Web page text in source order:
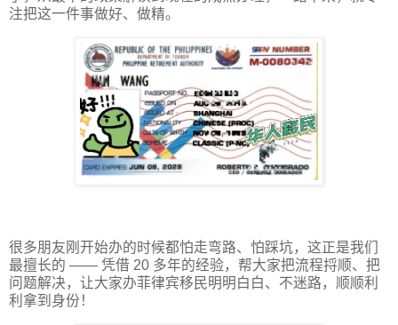
注把这一件事做好、做精。
很多朋友刚开始办的时候都怕走弯路、怕踩坑，这正是我们
最擅长的 —— 凭借 20 多年的经验，帮大家把流程捋顺、把
问题解决，让大家办菲律宾移民明明白白、不迷路，顺顺利
利拿到身份！